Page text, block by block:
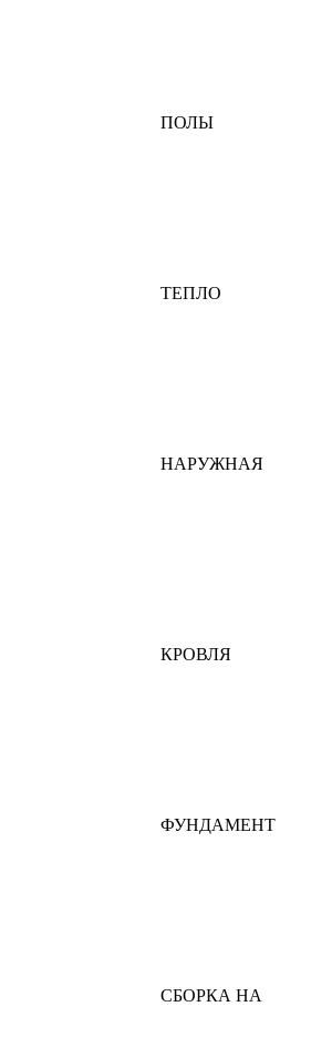
ПОЛЫ
ТЕПЛО
НАРУЖНАЯ
КРОВЛЯ
ФУНДАМЕНТ
СБОРКА НА